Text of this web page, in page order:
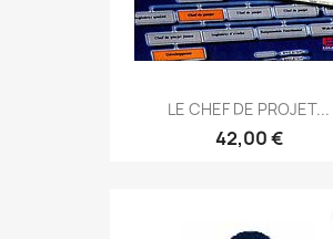
LE CHEF DE PROJET...
42,00 €